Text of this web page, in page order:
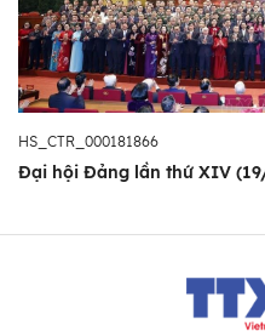
HS_CTR_000181866
Đại hội Đảng lần thứ XIV